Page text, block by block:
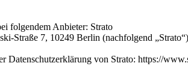
folgendem Anbieter: Strato
Straße 7, 10249 Berlin (nachfolgend
Datenschutzerklärung von Strato: https://